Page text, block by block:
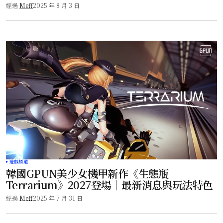
經過 Meff2025 年 8 月 3 日
遊戲頻道
韓國GPUN美少女機甲新作《生態瓶
Terrarium》2027登場｜最新消息與玩法特色
經過 Meff2025 年 7 月 31 日